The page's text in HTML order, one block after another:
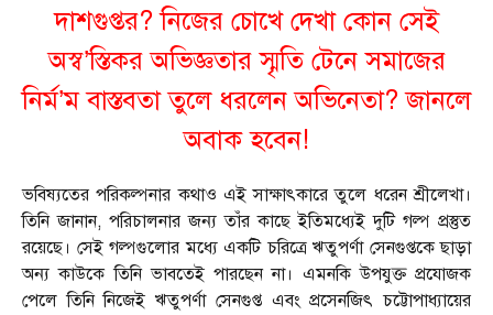
দাশগুপ্তর? নিজের চোখে দেখা কোন সেই
অস্ব’স্তিকর অভিজ্ঞতার স্মৃতি টেনে সমাজের
নির্ম’ম বাস্তবতা তুলে ধরলেন অভিনেতা? জানলে
অবাক হবেন!
ভবিষ্যতের পরিকল্পনার কথাও এই সাক্ষাৎকারে তুলে ধরেন শ্রীলেখা।
তিনি জানান, পরিচালনার জন্য তাঁর কাছে ইতিমধ্যেই দুটি গল্প প্রস্তুত
রয়েছে। সেই গল্পগুলোর মধ্যে একটি চরিত্রে ঋতুপর্ণা সেনগুপ্তকে ছাড়া
অন্য কাউকে তিনি ভাবতেই পারছেন না। এমনকি উপযুক্ত প্রযোজক
পেলে তিনি নিজেই ঋতুপর্ণা সেনগুপ্ত এবং প্রসেনজিৎ চট্টোপাধ্যায়ের